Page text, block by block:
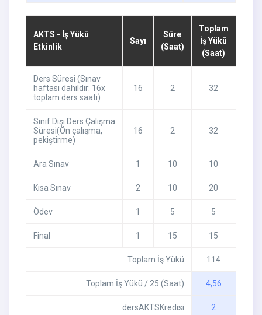
AKTS - İş Yükü
Etkinlik
Sayı
Süre
(Saat)
Toplam
İş Yükü
(Saat)
Ders Süresi (Sınav
haftası dahildir: 16x
toplam ders saati)
16 2 32
Sınıf Dışı Ders Çalışma
Süresi(Ön çalışma,
pekiştirme)
16 2 32
Ara Sınav 1 10 10
Kısa Sınav 2 10 20
Ödev 1 5 5
Final 1 15 15
Toplam İş Yükü 114
Toplam İş Yükü / 25 (Saat) 4,56
dersAKTSKredisi 2